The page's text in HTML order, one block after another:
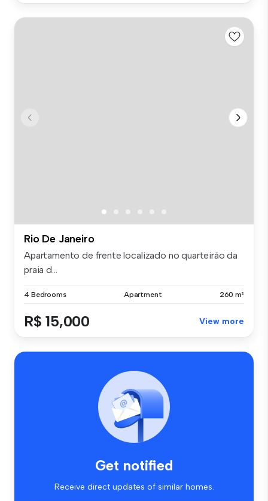
Rio De Janeiro
Apartamento de frente localizado no quarteirão da
praia d...
4 Bedrooms Apartment 260 m²
R$ 15,000 View more
Get notified
Receive direct updates of similar homes.